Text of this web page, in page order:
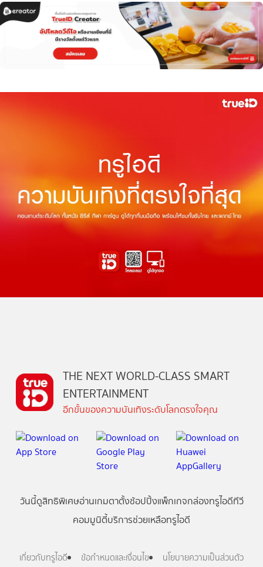
THE NEXT WORLD-CLASS SMART
ENTERTAINMENT
อีกขั้นของความบันเทิงระดับโลกตรงใจคุณ
วันนี้ดูสิทธิพิเศษอ่านเกมตาตั้งช้อปปิ้งแพ็กเกจกล่องทรูไอดีทีวี
คอมมูนิตี้บริการช่วยเหลือทรูไอดี
เกี่ยวกับทรูไอดี ข้อกำหนดและเงื่อนไข นโยบายความเป็นส่วนตัว